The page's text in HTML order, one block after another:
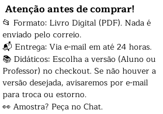
Atenção antes de comprar!
📂 Formato: Livro Digital (PDF). Nada é
enviado pelo correio.
📬 Entrega: Via e-mail em até 24 horas.
📚 Didáticos: Escolha a versão (Aluno ou
Professor) no checkout. Se não houver a
versão desejada, avisaremos por e-mail
para troca ou estorno.
👀 Amostra? Peça no Chat.